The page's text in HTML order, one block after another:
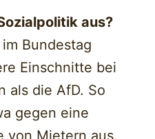
aus?
Bundestag
Einschnitte bei
als die AfD. So
gegen eine
von Mietern aus.